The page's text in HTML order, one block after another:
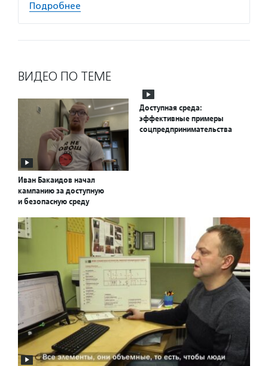
Подробнее
ВИДЕО ПО ТЕМЕ
Иван Бакаидов начал
кампанию за доступную
и безопасную среду
Доступная среда:
эффективные примеры
соцпредпринимательства